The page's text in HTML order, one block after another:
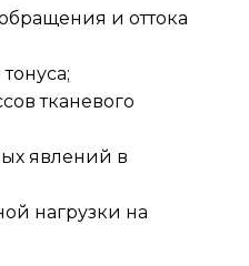
и оттока
тканевого
явлений в
нагрузки на